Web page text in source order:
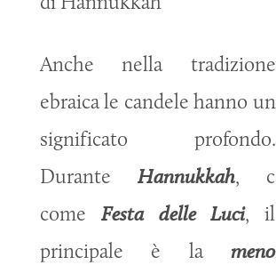
Anche nella tradizione
ebraica le candele hanno un
significato profondo.
Durante Hannukkah,
come Festa delle Luci, il
principale è la